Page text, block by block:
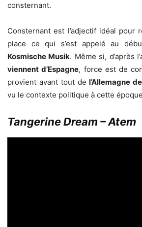
consternant.
Consternant est l’adjectif idéal pour
place ce qui s’est appelé au
Kosmische Musik. Même si, d’après
viennent d’Espagne, force est de
provient avant tout del’Allemagne
vu le contexte politique à cette
Tangerine Dream – Atem